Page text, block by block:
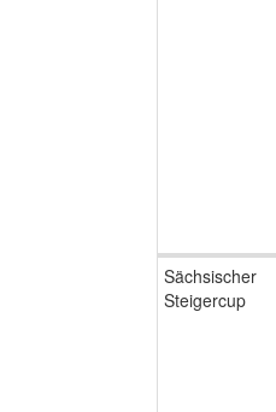
Sächsischer
Steigercup